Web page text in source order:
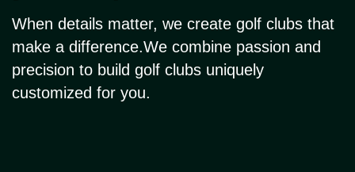
When details matter, we create golf clubs that
make a difference.We combine passion and
precision to build golf clubs uniquely
customized for you.